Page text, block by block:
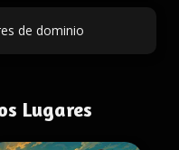
de dominio
Lugares